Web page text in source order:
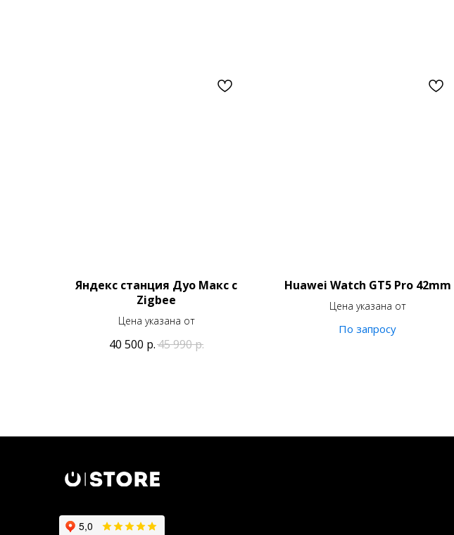
Яндекс станция Дуо Макс с
Zigbee
Цена указана от
40 500 р.45 990р.
Huawei Watch GT5 Pro 42mm
Цена указана от